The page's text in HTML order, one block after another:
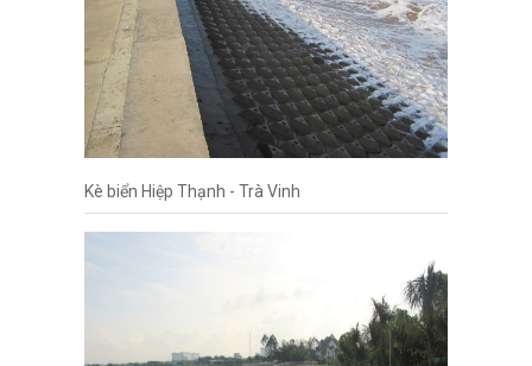
Kè biển Hiệp Thạnh - Trà Vinh